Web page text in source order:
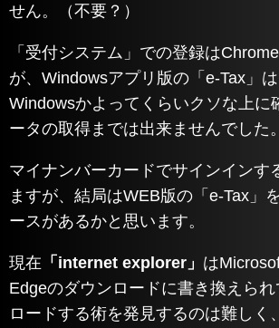
せん。（不要？）
「受付システム」での登録は
が、Windowsアプリ版の「e-Tax」
Windowsかよってくらいクソな上に
ータの取得までは出来ませんでした。
マイナンバーカードでサインインす
ますが、結局はWEB版の「e-Tax」
ースがあるかと思います。
現在 「internet explorer」 は
Edgeのダウンロードに書き換えら
ロードする術を発見するのは難しく